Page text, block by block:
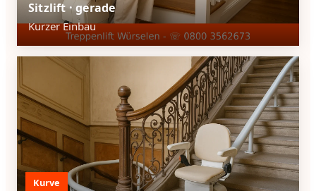
Sitzlift · gerade
Kurzer Einbau
Kurve